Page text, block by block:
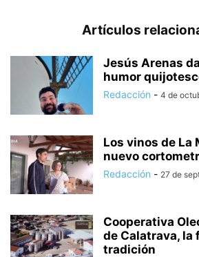
Artículos
Jesús Arenas
humor
Redacción - 4 de
Los vinos de La
nuevo
Redacción - 27 de
Cooperativa
de Calatrava, la
tradición